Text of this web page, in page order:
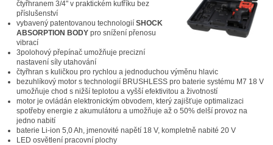
čtyřhranem 3/4" v praktickém kufříku bez
příslušenství
vybavený patentovanou technologií SHOCK
ABSORPTION BODYpro snížení přenosu
vibrací
3polohový přepínač umožňuje precizní
nastavení síly utahování
čtyřhran s kuličkou pro rychlou a jednoduchou výměnu hlavic
bezuhlíkový motor s technologií BRUSHLESS pro baterie systému M7 18 V
umožňuje chod s nižší teplotou a vyšší efektivitou a životností
motor je ovládán elektronickým obvodem, který zajišťuje optimalizaci
spotřeby energie z akumulátoru a umožňuje až o 50% delší provoz na
jedno nabití
baterie Li-ion 5,0 Ah, jmenovité napětí 18 V, kompletně nabité 20 V
LED osvětlení pracovní plochy